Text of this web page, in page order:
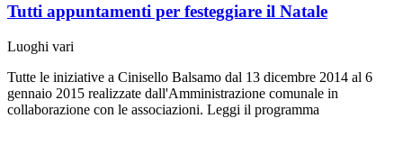
Tutti appuntamenti per festeggiare il Natale
Luoghi vari
Tutte le iniziative a Cinisello Balsamo dal 13 dicembre 2014 al 6
gennaio 2015 realizzate dall'Amministrazione comunale in
collaborazione con le associazioni. Leggi il programma